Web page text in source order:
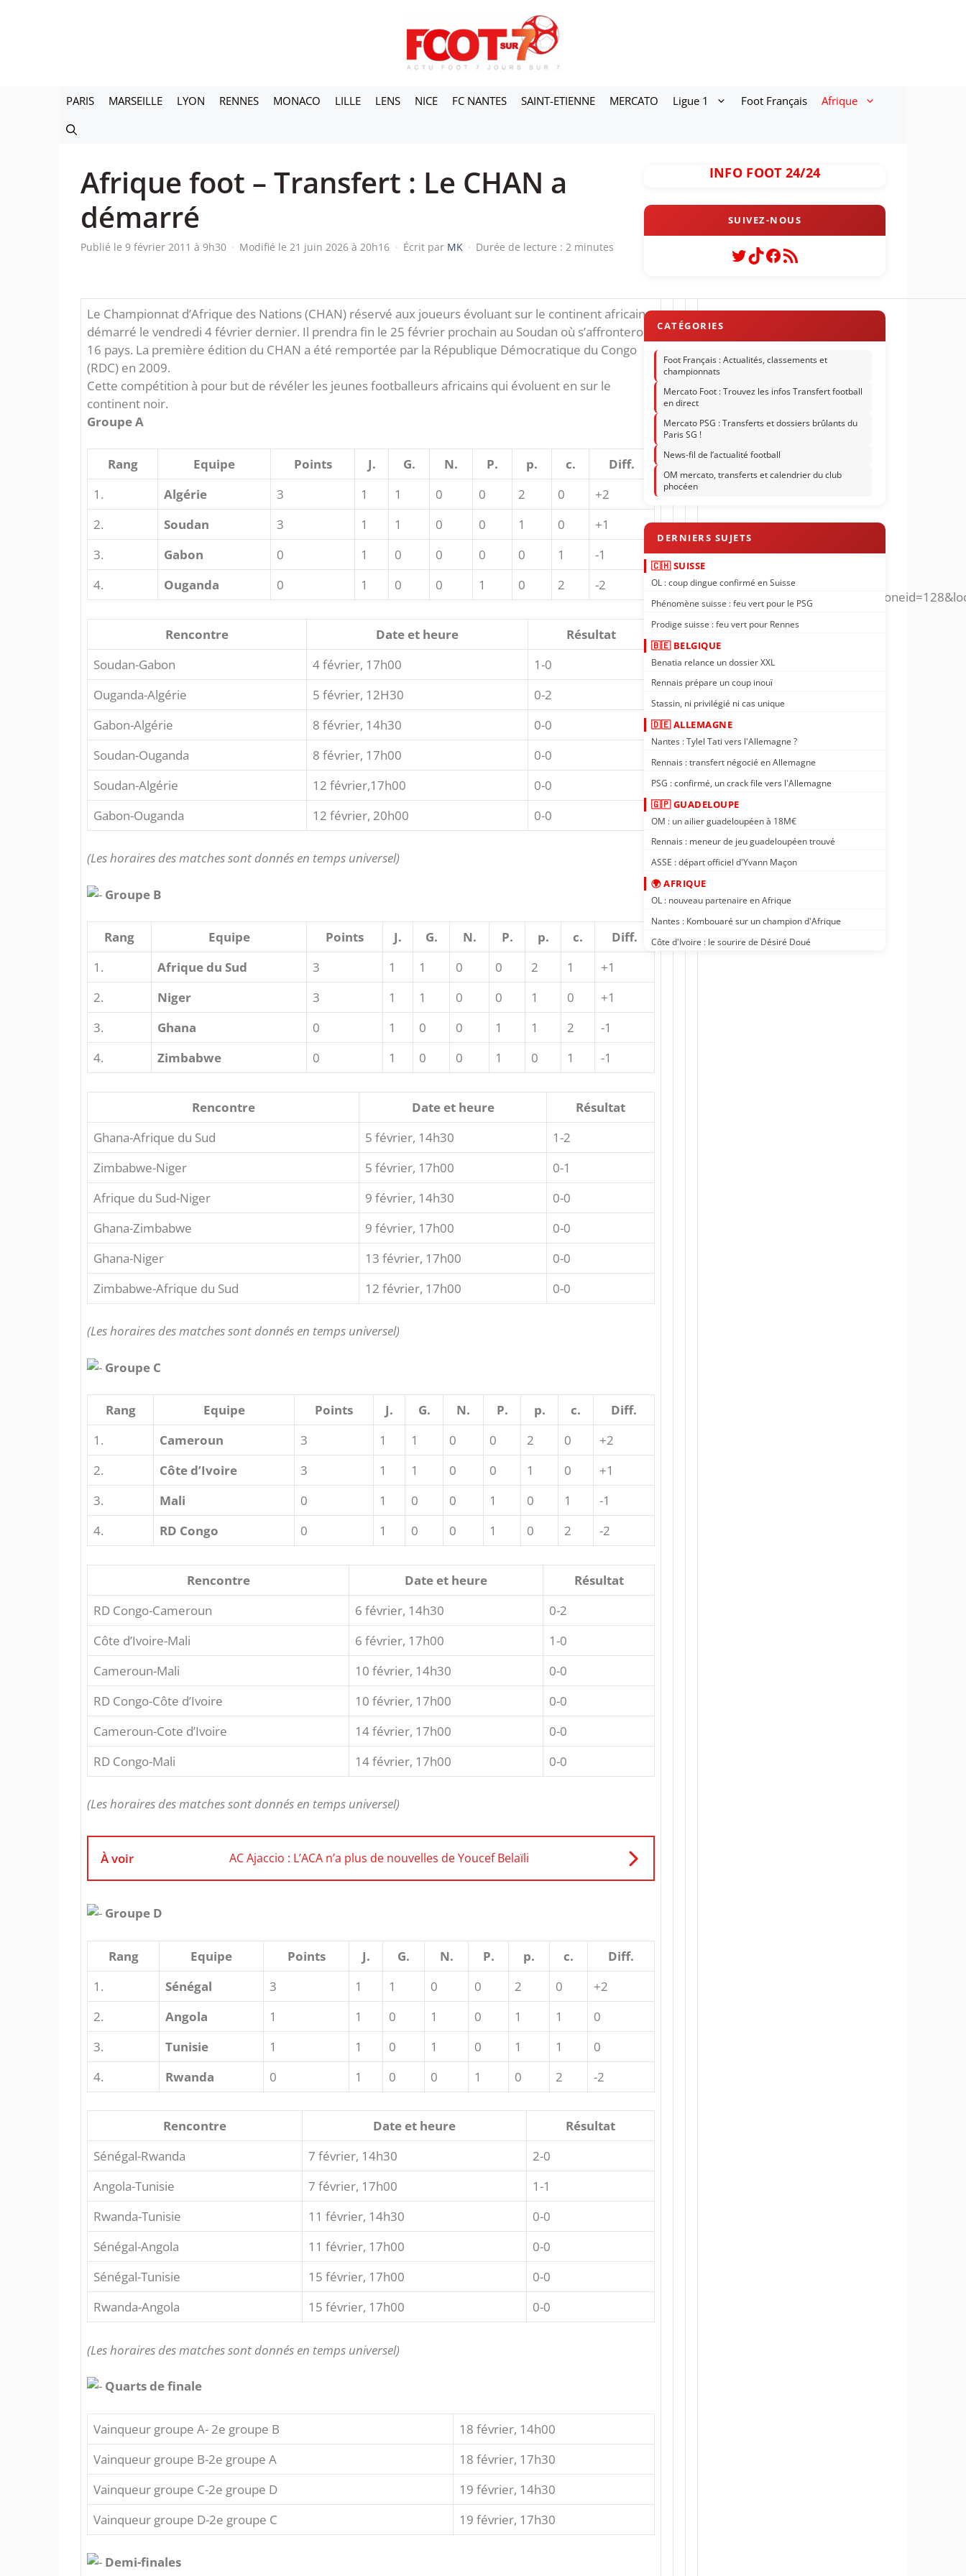
PARIS MARSEILLE LYON RENNES MONACO LILLE LENS NICE FC NANTES SAINT-ETIENNE MERCATO Ligue 1 Foot Français Afrique
Afrique foot – Transfert : Le CHAN a
démarré
Publié le 9 février 2011 à 9h30 · Modifié le 21 juin 2026 à 20h16 · Écrit par MK · Durée de lecture : 2 minutes
Le Championnat d’Afrique des Nations (CHAN) réservé aux joueurs évoluant sur le continent africain a
démarré le vendredi 4 février dernier. Il prendra fin le 25 février prochain au Soudan où s’affronteront
16 pays. La première édition du CHAN a été remportée par la République Démocratique du Congo
(RDC) en 2009.
Cette compétition à pour but de révéler les jeunes footballeurs africains qui évoluent en sur le
continent noir.
Groupe A
Rang Equipe Points J. G. N. P. p. c.
Diff.
1.
Algérie 3 1 1 0 0 2 0
+2
2.
Soudan 3 1 1 0 0 1 0
+1
3.
Gabon 0 1 0 0 0 0 1
-1
4.
Ouganda 0 1 0 0 1 0 2 -2
Rencontre Date et heure
Résultat
Soudan-Gabon
4 février, 17h00
1-0
Ouganda-Algérie
5 février, 12H30
0-2
Gabon-Algérie
8 février, 14h30
0-0
Soudan-Ouganda
8 février, 17h00
0-0
Soudan-Algérie
12 février,17h00
0-0
Gabon-Ouganda
12 février, 20h00 0-0
(Les horaires des matches sont donnés en temps universel)
Groupe B
Rang Equipe Points J. G. N. P. p. c.
Diff.
1.
Afrique du Sud 3 1 1 0 0 2 1
+1
2.
Niger 3 1 1 0 0 1 0
+1
3.
Ghana 0 1 0 0 1 1 2
-1
4.
Zimbabwe 0 1 0 0 1 0 1 -1
Rencontre Date et heure
Résultat
Ghana-Afrique du Sud
5 février, 14h30
1-2
Zimbabwe-Niger
5 février, 17h00
0-1
Afrique du Sud-Niger
9 février, 14h30
0-0
Ghana-Zimbabwe
9 février, 17h00
0-0
Ghana-Niger
13 février, 17h00
0-0
Zimbabwe-Afrique du Sud
12 février, 17h00 0-0
(Les horaires des matches sont donnés en temps universel)
Groupe C
Rang Equipe Points J. G. N. P. p. c.
Diff.
1.
Cameroun 3 1 1 0 0 2 0
+2
2.
Côte d’Ivoire 3 1 1 0 0 1 0
+1
3.
Mali 0 1 0 0 1 0 1
-1
4.
RD Congo 0 1 0 0 1 0 2 -2
Rencontre Date et heure
Résultat
RD Congo-Cameroun
6 février, 14h30
0-2
Côte d’Ivoire-Mali
6 février, 17h00
1-0
Cameroun-Mali
10 février, 14h30
0-0
RD Congo-Côte d’Ivoire
10 février, 17h00
0-0
Cameroun-Cote d’Ivoire
14 février, 17h00
0-0
RD Congo-Mali
14 février, 17h00 0-0
(Les horaires des matches sont donnés en temps universel)
À voir AC Ajaccio : L’ACA n’a plus de nouvelles de Youcef Belaïli
Groupe D
Rang Equipe Points J. G. N. P. p. c.
Diff.
1.
Sénégal 3 1 1 0 0 2 0
+2
2.
Angola 1 1 0 1 0 1 1
0
3.
Tunisie 1 1 0 1 0 1 1
0
4.
Rwanda 0 1 0 0 1 0 2 -2
Rencontre Date et heure
Résultat
Sénégal-Rwanda
7 février, 14h30
2-0
Angola-Tunisie
7 février, 17h00
1-1
Rwanda-Tunisie
11 février, 14h30
0-0
Sénégal-Angola
11 février, 17h00
0-0
Sénégal-Tunisie
15 février, 17h00
0-0
Rwanda-Angola
15 février, 17h00 0-0
(Les horaires des matches sont donnés en temps universel)
Quarts de finale
Vainqueur groupe A- 2e groupe B
18 février, 14h00
Vainqueur groupe B-2e groupe A
18 février, 17h30
Vainqueur groupe C-2e groupe D
19 février, 14h30
Vainqueur groupe D-2e groupe C
19 février, 17h30
Demi-finales
INFO FOOT 24/24
Twitter
TikTok
Facebook
Flux RSS
Foot Français : Actualités, classements et
championnats
Mercato Foot : Trouvez les infos Transfert football
en direct
Mercato PSG : Transferts et dossiers brûlants du
Paris SG !
News-fil de l’actualité football
OM mercato, transferts et calendrier du club
phocéen
🇨🇭 SUISSE
OL : coup dingue confirmé en Suisse
Phénomène suisse : feu vert pour le PSG
Prodige suisse : feu vert pour Rennes
🇧🇪 BELGIQUE
Benatia relance un dossier XXL
Rennais prépare un coup inouï
Stassin, ni privilégié ni cas unique
🇩🇪 ALLEMAGNE
Nantes : Tylel Tati vers l'Allemagne ?
Rennais : transfert négocié en Allemagne
PSG : confirmé, un crack file vers l'Allemagne
🇬🇵 GUADELOUPE
OM : un ailier guadeloupéen à 18M€
Rennais : meneur de jeu guadeloupéen trouvé
ASSE : départ officiel d'Yvann Maçon
🌍 AFRIQUE
OL : nouveau partenaire en Afrique
Nantes : Kombouaré sur un champion d'Afrique
Côte d'Ivoire : le sourire de Désiré Doué